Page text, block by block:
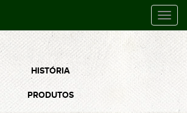
HISTÓRIA
PRODUTOS